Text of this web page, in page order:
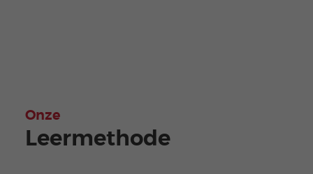
Onze
Leermethode